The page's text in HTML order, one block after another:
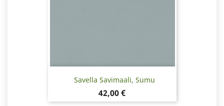
Savella Savimaali, Sumu
Hinta
42,00 €